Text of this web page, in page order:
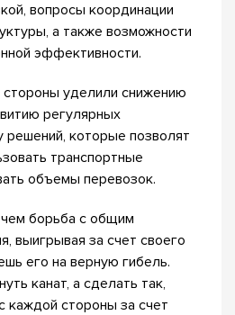
вопросы координации
а также возможности
эффективности.
уделили снижению
регулярных
решений, которые позволят
транспортные
объемы перевозок.
борьба с общим
выигрывая за счет своего
его на верную гибель.
канат, а сделать так,
каждой стороны за счет